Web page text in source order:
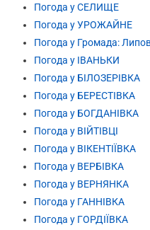
Погода у СЕЛИЩЕ
Погода у УРОЖАЙНЕ
Погода у Громада:
Погода у ІВАНЬКИ
Погода у БІЛОЗЕРІВКА
Погода у БЕРЕСТІВКА
Погода у БОГДАНІВКА
Погода у ВІЙТІВЦІ
Погода у ВІКЕНТІЇВКА
Погода у ВЕРБІВКА
Погода у ВЕРНЯНКА
Погода у ГАННІВКА
Погода у ГОРДІЇВКА